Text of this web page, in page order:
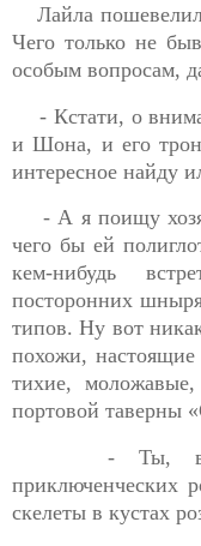
Лайла
Чего только не
особым вопросам,
- Кстати, о
и Шона, и его
интересное найду
- А я поищу
чего бы ей
кем-нибудь
посторонних
типов. Ну вот
похожи, настоящие
тихие,
портовой таверны
- Ты,
приключенческих
скелеты в кустах